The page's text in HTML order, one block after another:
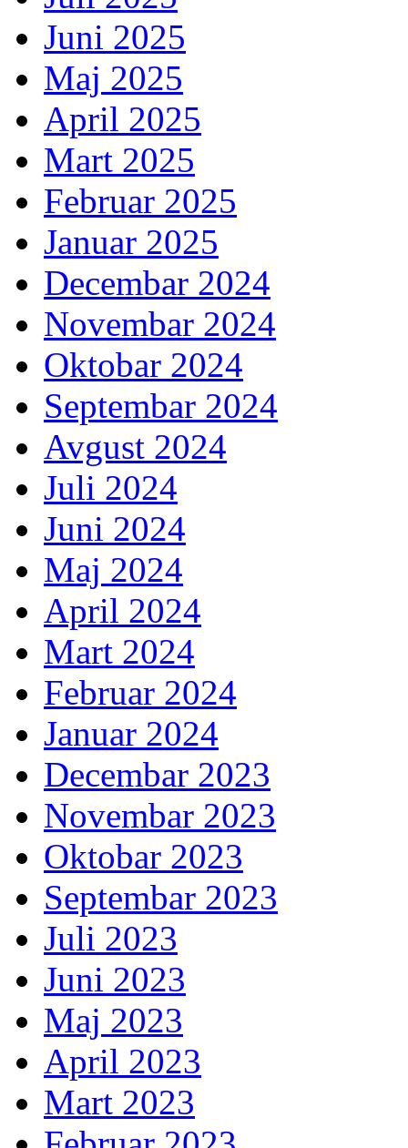
Juni 2025
Maj 2025
April 2025
Mart 2025
Februar 2025
Januar 2025
Decembar 2024
Novembar 2024
Oktobar 2024
Septembar 2024
Avgust 2024
Juli 2024
Juni 2024
Maj 2024
April 2024
Mart 2024
Februar 2024
Januar 2024
Decembar 2023
Novembar 2023
Oktobar 2023
Septembar 2023
Juli 2023
Juni 2023
Maj 2023
April 2023
Mart 2023